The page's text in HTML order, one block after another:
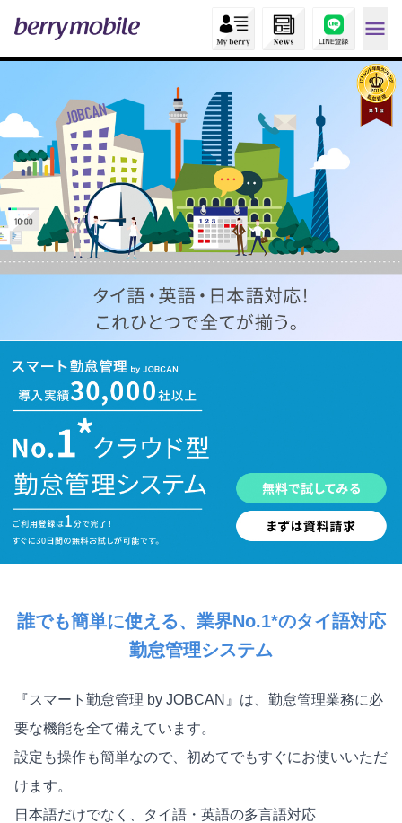
誰でも簡単に使える、業界No.1*のタイ語対応
勤怠管理システム
『スマート勤怠管理 by JOBCAN』は、勤怠管理業務に必
要な機能を全て備えています。
設定も操作も簡単なので、初めてでもすぐにお使いいただ
けます。
日本語だけでなく、タイ語・英語の多言語対応